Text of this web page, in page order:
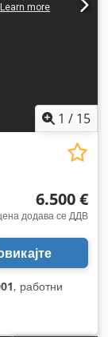
1 / 15
6.500 €
додава се ДДВ
, работни